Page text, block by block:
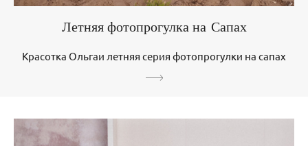
Летняя фотопрогулка на Сапах
Красотка Ольгаи летняя серия фотопрогулки на сапах